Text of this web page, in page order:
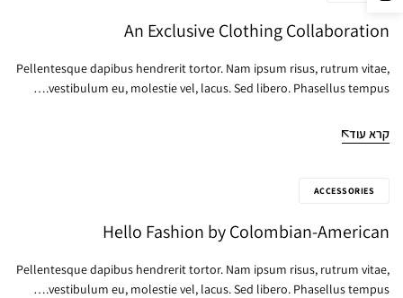
An Exclusive Clothing Collaboration
Pellentesque dapibus hendrerit tortor. Nam ipsum risus, rutrum vitae,
vestibulum eu, molestie vel, lacus. Sed libero. Phasellus tempus.…
קרא עוד
ACCESSORIES
Hello Fashion by Colombian-American
Pellentesque dapibus hendrerit tortor. Nam ipsum risus, rutrum vitae,
vestibulum eu, molestie vel, lacus. Sed libero. Phasellus tempus.…